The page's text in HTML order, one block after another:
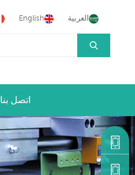
العربية English
اتصل بنا
+86-